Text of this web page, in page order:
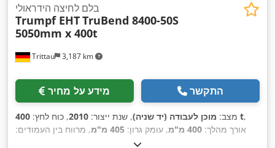
Trittau 3,187 km
בלם לחיצה הידראולי
Trumpf EHTTruBend 8400-50S
5050mm x 400t
מידע על מחיר התקשר
מצב: מוכן לעבודה (יד שניה), שנת ייצור: 2010, כוח לחץ: 400 t,
אורך מהלך: 400 מ"מ , עומק גרון: 405 מ"מ
, מרווח בין העמודים: